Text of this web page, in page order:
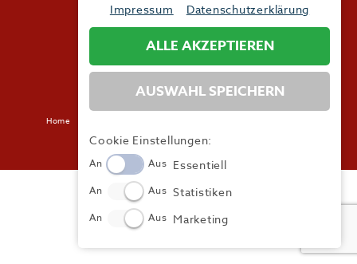
Tel.:
+49 (0) 821 / 99 82 34 40
Fax:
+49 (0) 821 / 99 82 34 41
info@trendyone.de
Home
Impressum
Datenschutzerklärung
ALLE AKZEPTIEREN
AUSWAHL SPEICHERN
Cookie Einstellungen:
An Aus Essentiell
An Aus Statistiken
An Aus Marketing